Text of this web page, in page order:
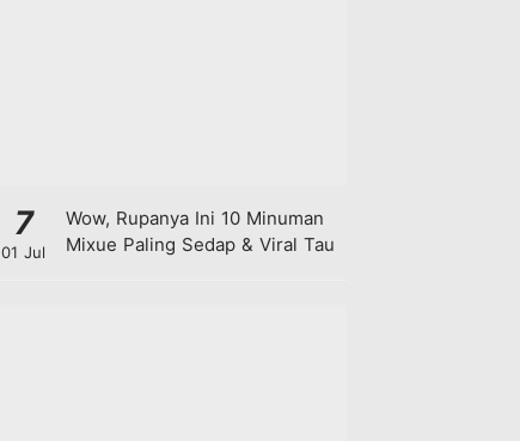
7
01 Jul
Wow, Rupanya Ini 10 Minuman
Mixue Paling Sedap & Viral Tau